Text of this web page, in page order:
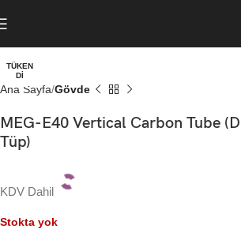
TÜKEN
DI
Ana Sayfa Gövde
MEG-E40 Vertical Carbon Tube
Tüp)
KDV Dahil
Stokta yok